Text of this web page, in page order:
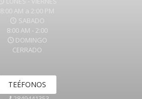
8:00 AM a 2:00 PM
SABADO
8:00 AM - 2:00
DOMINGO
CERRADO
TEÉFONOS